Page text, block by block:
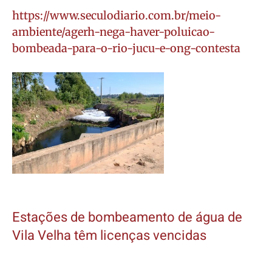
https://www.seculodiario.com.br/meio-
ambiente/agerh-nega-haver-poluicao-
bombeada-para-o-rio-jucu-e-ong-contesta
Estações de bombeamento de água de
Vila Velha têm licenças vencidas